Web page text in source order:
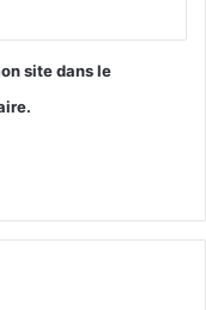
site dans le